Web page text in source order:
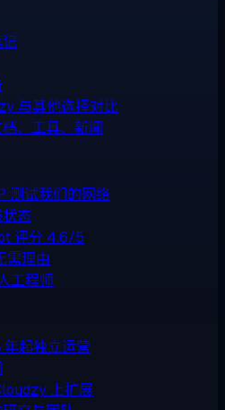
与其他选择对比
、工具、新闻
测试我们的网络
态
评分 4.6/5
需理由
工程师
起独立运营
上扩展